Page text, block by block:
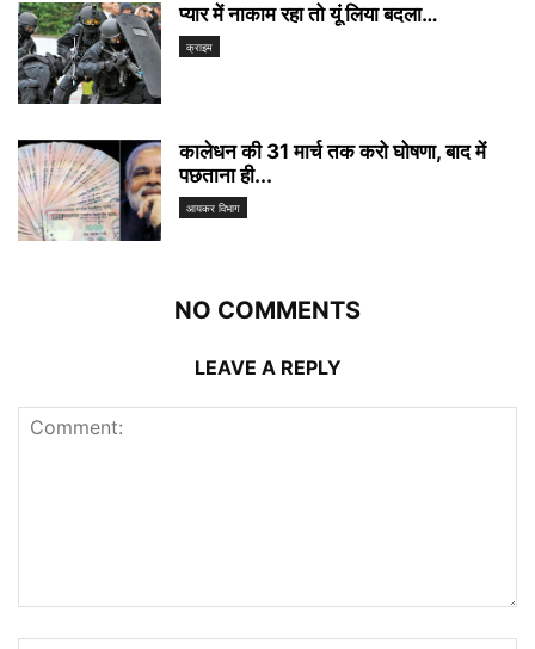
प्यार में नाकाम रहा तो यूं लिया बदला…
क्राइम
कालेधन की 31 मार्च तक करो घोषणा, बाद में
पछताना ही...
आयकर विभाग
NO COMMENTS
LEAVE A REPLY